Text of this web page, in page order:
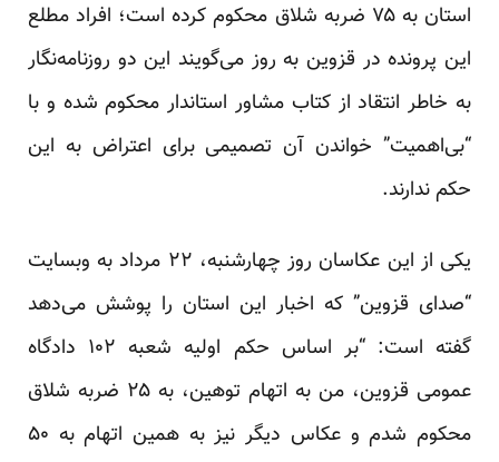
استان به ۷۵ ضربه شلاق محکوم کرده است؛ افراد مطلع
این پرونده در قزوین به روز می‌گویند این دو روزنامه‌نگار
به خاطر انتقاد از کتاب مشاور استاندار محکوم شده و با
“بی‌اهمیت” خواندن آن تصمیمی برای اعتراض به این
حکم ندارند.
یکی از این عکاسان روز چهارشنبه، ۲۲ مرداد به وبسایت
“صدای قزوین” که اخبار این استان را پوشش می‌دهد
گفته است: “بر اساس حکم اولیه شعبه ۱۰۲ دادگاه
عمومی قزوین، من به اتهام توهین، به ۲۵ ضربه شلاق
محکوم شدم و عکاس دیگر نیز به همین اتهام به ۵۰